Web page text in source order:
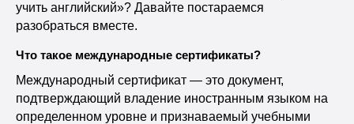
учить английский»? Давайте постараемся
разобраться вместе.
Что такое международные сертификаты?
Международный сертификат — это документ,
подтверждающий владение иностранным языком на
определенном уровне и признаваемый учебными